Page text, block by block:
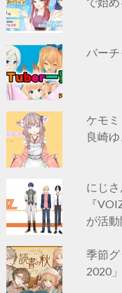
バー
ケモ
良崎
にじ
『
が活
季節
2020